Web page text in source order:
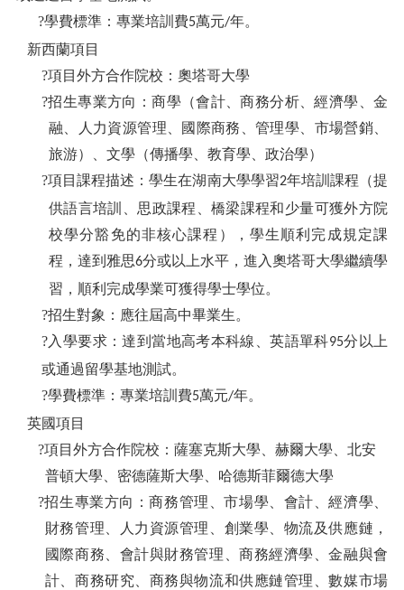
?學費標準：專業培訓費5萬元/年。
新西蘭項目
?項目外方合作院校：奧塔哥大學
?招生專業方向：商學（會計、商務分析、經濟學、金
融、人力資源管理、國際商務、管理學、市場營銷、
旅游）、文學（傳播學、教育學、政治學）
?項目課程描述：學生在湖南大學學習2年培訓課程（提
供語言培訓、思政課程、橋梁課程和少量可獲外方院
校學分豁免的非核心課程），學生順利完成規定課
程，達到雅思6分或以上水平，進入奧塔哥大學繼續學
習，順利完成學業可獲得學士學位。
?招生對象：應往屆高中畢業生。
?入學要求：達到當地高考本科線、英語單科95分以上
或通過留學基地測試。
?學費標準：專業培訓費5萬元/年。
英國項目
?項目外方合作院校：薩塞克斯大學、赫爾大學、北安
普頓大學、密德薩斯大學、哈德斯菲爾德大學
?招生專業方向：商務管理、市場學、會計、經濟學、
財務管理、人力資源管理、創業學、物流及供應鏈，
國際商務、會計與財務管理、商務經濟學、金融與會
計、商務研究、商務與物流和供應鏈管理、數媒市場